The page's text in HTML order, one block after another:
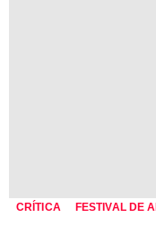
CRÍTICA FESTIVAL DE